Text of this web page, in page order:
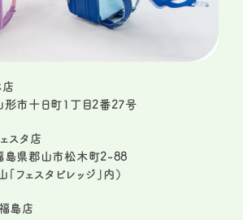
市十日町1丁目2番27号
スタ店
県郡山市松木町2-88
「フェスタビレッジ」内）
島店